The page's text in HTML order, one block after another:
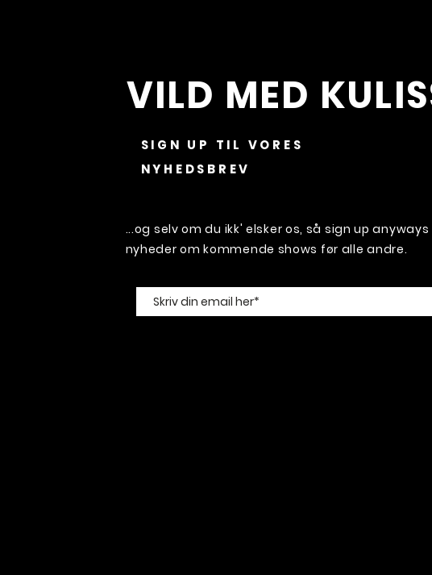
VILD MED
SIGN UP TIL VORES
NYHEDSBREV
...og selv om du ikk' elsker os, så sign up
nyheder om kommende shows før alle andre.